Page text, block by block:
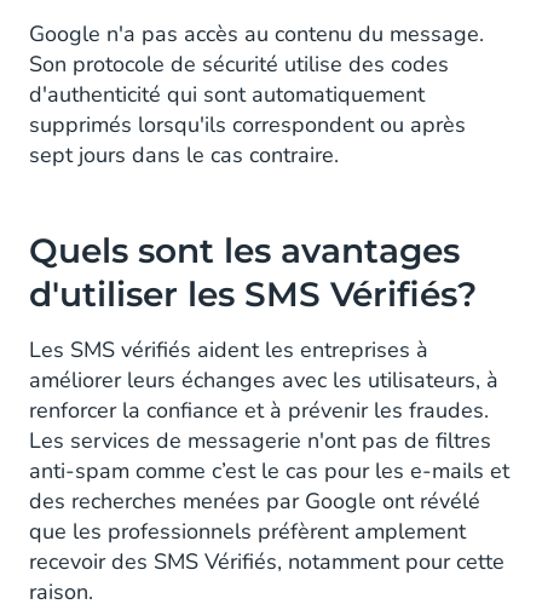
Google n'a pas accès au contenu du message.
Son protocole de sécurité utilise des codes
d'authenticité qui sont automatiquement
supprimés lorsqu'ils correspondent ou après
sept jours dans le cas contraire.
Quels sont les avantages
d'utiliser les SMS Vérifiés?
Les SMS vérifiés aident les entreprises à
améliorer leurs échanges avec les utilisateurs, à
renforcer la confiance et à prévenir les fraudes.
Les services de messagerie n'ont pas de filtres
anti-spam comme c’est le cas pour les e-mails et
des recherches menées par Google ont révélé
que les professionnels préfèrent amplement
recevoir des SMS Vérifiés, notamment pour cette
raison.